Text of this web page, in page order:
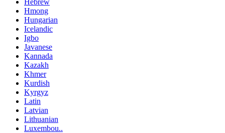
Hmong
Hungarian
Icelandic
Igbo
Javanese
Kannada
Kazakh
Khmer
Kurdish
Kyrgyz
Latin
Latvian
Lithuanian
Luxembou..